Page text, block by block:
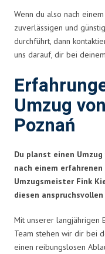
Wenn du also nach
zuverlässigen und
durchführt, dann
uns darauf, dir bei
Umzug
Poznań
Du planst einen
nach einem
Umzugsmeister Fink
diesen anspruchsvollen
Mit unserer langjährigen
Team stehen wir dir bei
einen reibungslosen